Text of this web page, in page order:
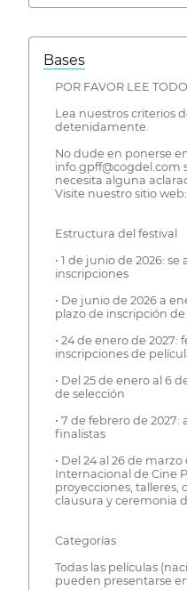
Bases
POR FAVOR LEE
Lea nuestros criterios
detenidamente.
No dude en ponerse
info.gpff@cogdel.com
necesita alguna
Visite nuestro sitio
Estructura del festival
• 1 de junio de 2026:
inscripciones
• De junio de 2026 a
plazo de inscripción
• 24 de enero de 2027:
inscripciones de
• Del 25 de enero al 6
de selección
• 7 de febrero de
finalistas
• Del 24 al 26 de marzo
Internacional de Cine
proyecciones, talleres,
clausura y ceremonia
Categorías
Todas las películas
pueden presentarse